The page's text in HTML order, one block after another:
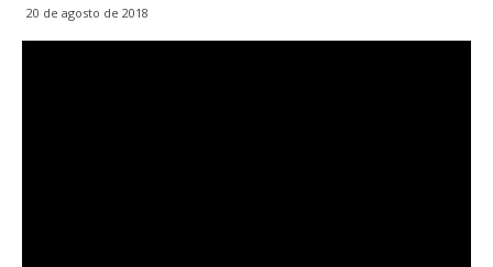
20 de agosto de 2018